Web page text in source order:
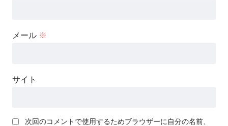
メール ※
サイト
次回のコメントで使用するためブラウザーに自分の名前、